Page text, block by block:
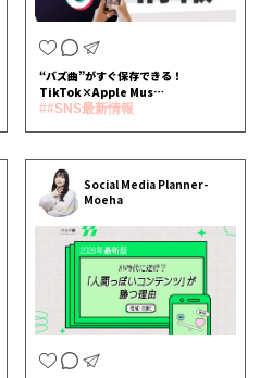
“バズ曲”がすぐ保存できる！
TikTok×Apple Mus…
##SNS最新情報
Social Media Planner-
Moeha